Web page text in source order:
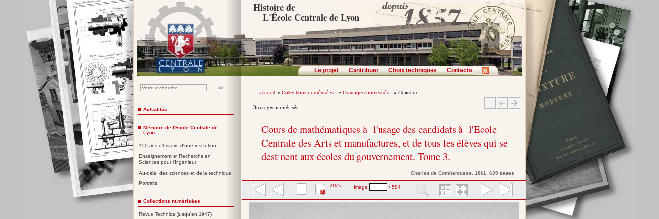
Histoire de
L'École Centrale de Lyon
Le projet Contribuer Choix techniques Contacts
accueil» Collections numérisées » Ouvrages numérisés » Cours de ...
Ouvrages numérisés
Cours de mathématiques à l'usage des candidats à l'Ecole
Centrale des Arts et manufactures, et de tous les élèves qui se
destinent aux écoles du gouvernement. Tome 3.
Charlesde Comberousse, 1861, 639 pages
21Mo Image / 584
Actualités
Mémoire de l'École Centrale de
Lyon
150 ans d'histoire d'une institution
Enseignement et Recherche en
Sciences pour l'Ingénieur
Au-delà des sciences et de la technique
Portraits
Collections numérisées
Revue Technica (jusqu'en 1947)